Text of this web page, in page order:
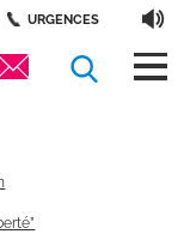
URGENCES